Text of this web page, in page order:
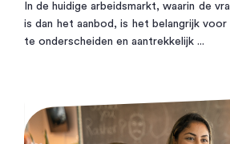
In de huidige arbeidsmarkt, waarin de
is dan het aanbod, is het belangrijk
te onderscheiden en aantrekkelijk ...